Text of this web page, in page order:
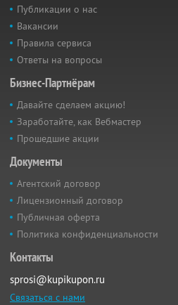
Публикации о нас
Вакансии
Правила сервиса
Ответы на вопросы
Бизнес-Партнёрам
Давайте сделаем акцию!
Заработайте, как Вебмастер
Прошедшие акции
Документы
Агентский договор
Лицензионный договор
Публичная оферта
Политика конфиденциальности
Контакты
sprosi@kupikupon.ru
Связаться с нами